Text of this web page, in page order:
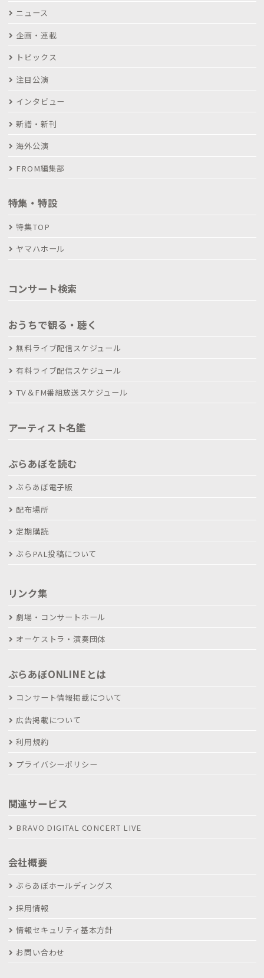
ニュース
企画・連載
トピックス
注目公演
インタビュー
新譜・新刊
海外公演
FROM編集部
特集・特設
特集TOP
ヤマハホール
コンサート検索
おうちで観る・聴く
無料ライブ配信スケジュール
有料ライブ配信スケジュール
TV＆FM番組放送スケジュール
アーティスト名鑑
ぶらあぼを読む
ぶらあぼ電子版
配布場所
定期購読
ぶらPAL投稿について
リンク集
劇場・コンサートホール
オーケストラ・演奏団体
ぶらあぼONLINEとは
コンサート情報掲載について
広告掲載について
利用規約
プライバシーポリシー
関連サービス
BRAVO DIGITAL CONCERT LIVE
会社概要
ぶらあぼホールディングス
採用情報
情報セキュリティ基本方針
お問い合わせ